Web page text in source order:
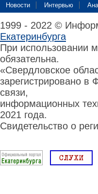
Новости Интервью
1999 - 2022 ©
Екатеринбурга
При использовании
обязательна.
«Свердловское
зарегистрировано в
связи,
информационных
2021 года.
Свидетельство о